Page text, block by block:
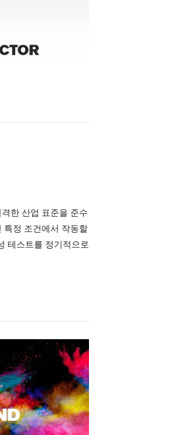
한 산업 표준을 준수
정 조건에서 작동할
테스트를 정기적으로